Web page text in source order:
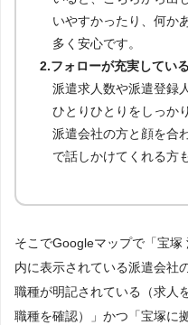
いやすかったり、何か
多く安心です。
2.フォローが充実している
派遣求人数や派遣登録
ひとりひとりをしっか
派遣会社の方と顔を合
で話しかけてくれる方
そこでGoogleマップで「宝
内に表示されている派遣会社
職種が明記されている（求人
職種を確認）」かつ「宝塚に